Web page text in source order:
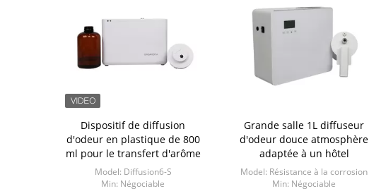
Dispositif de diffusion
d'odeur en plastique de 800
ml pour le transfert d'arôme
Model: Diffusion6-S
Min: Négociable
Grande salle 1L diffuseur
d'odeur douce atmosphère
adaptée à un hôtel
Model: Résistance à la corrosion
Min: Négociable